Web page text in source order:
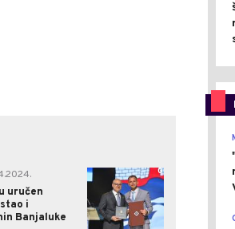
uručen
i
Banjaluke
0